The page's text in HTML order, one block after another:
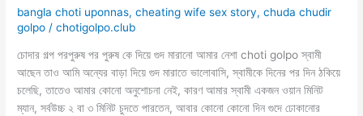
bangla choti uponnas,cheating wife sex story,chuda chudir
golpo /chotigolpo.club
চোদার গল্প পরপুরুষ পর পুরুষ কে দিয়ে গুদ মারানো আমার নেশা choti golpo স্বামী
আছেন তাও আমি অন্যের বাড়া দিয়ে গুদ মারাতে ভালোবাসি, স্বামীকে দিনের পর দিন ঠকিয়ে
চলেছি, তাতেও আমার কোনো অনুশোচনা নেই, কারণ আমার স্বামী একজন ওয়ান মিনিট
ম্যান, সর্বউচ্চ ২ বা ৩ মিনিট চুদতে পারতেন, আবার কোনো কোনো দিন গুদে ঢোকানোর